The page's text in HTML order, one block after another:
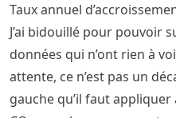
Taux annuel
J’ai bidouillé pour pouvoir
données qui n’ont rien à
attente, ce n’est pas un
gauche qu’il faut appliquer